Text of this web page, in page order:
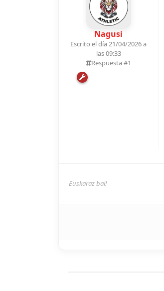
Nagusi
Escrito el día 21/04/2026 a
las 09:33
Respuesta #1
Euskaraz bai!